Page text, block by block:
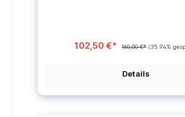
strapazierfähigem, imprägniertem
ist feuchtigkeitsableitend. Das
und Handschlaufen, die verhindern,
102,50 €* 160,00 €* (35.94%
Details